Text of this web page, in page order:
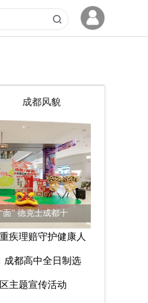
成都风貌
” 德克士成都十
疾理赔守护健康人
成都高中全日制选
主题宣传活动